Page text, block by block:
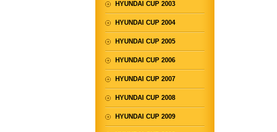
HYUNDAI CUP 2003
HYUNDAI CUP 2004
HYUNDAI CUP 2005
HYUNDAI CUP 2006
HYUNDAI CUP 2007
HYUNDAI CUP 2008
HYUNDAI CUP 2009